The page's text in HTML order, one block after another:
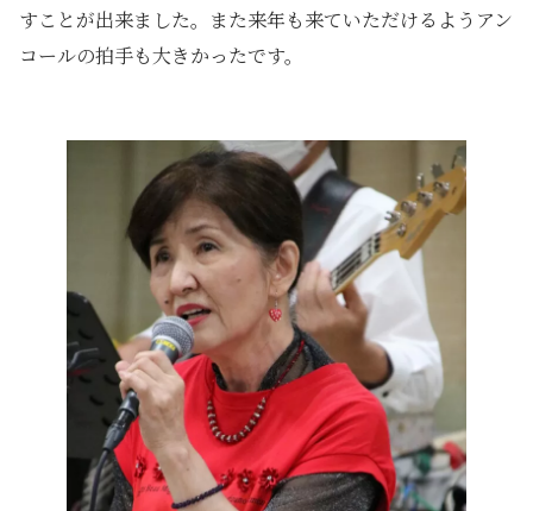
すことが出来ました。また来年も来ていただけるようアン
コールの拍手も大きかったです。